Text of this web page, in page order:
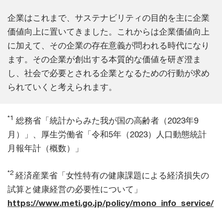
企業はこれまで、サステナビリティの目的を主に企業
価値向上に置いてきました。これからは企業価値向上
に加えて、その企業の存在意義が問われる時代になり
ます。その企業が創出する本質的な価値を研ぎ澄ま
し、社会で必要とされる企業となるための行動が求め
られていくと考えられます。
*1 総務省「統計からみた我が国の高齢者（2023年9
月）」、厚生労働省「令和5年（2023）人口動態統計
月報年計（概数）」
*2 経済産業省「女性特有の健康課題による経済損失の
試算と健康経営の必要性について」
https://www.meti.go.jp/policy/mono_info_service/